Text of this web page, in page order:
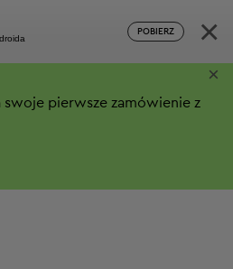
POBIERZ ×
swoje pierwsze zamówienie z
×